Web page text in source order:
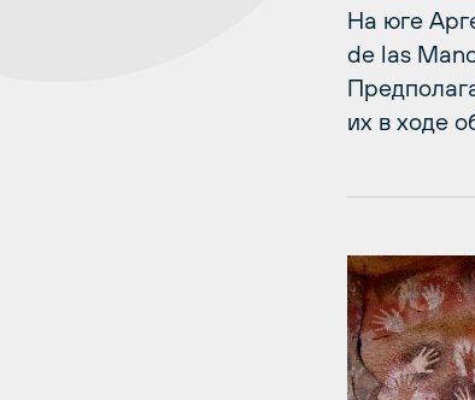
На юге
de las
их в ходе